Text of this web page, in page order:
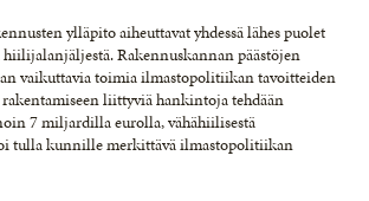
ylläpito aiheuttavat yhdessä lähes puolet
Rakennuskannan päästöjen
vaikuttavia toimia ilmastopolitiikan tavoitteiden
rakentamiseen liittyviä hankintoja tehdään
7 miljardilla eurolla, vähähiilisestä
tulla kunnille merkittävä ilmastopolitiikan